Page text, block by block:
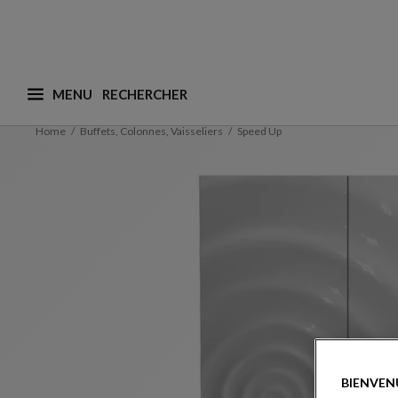
MENU
Que recherchez-vous ? (nous adaptons les
Home Buffets, Colonnes, Vaisseliers Speed Up